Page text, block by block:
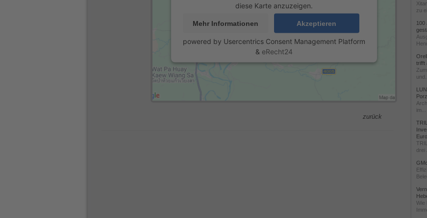
diese Karte anzuzeigen.
Mehr Informationen Akzeptieren
powered by Usercentrics Consent Management Platform
& eRecht24
zurück
zu
100
trifft
und...
im...
Euro
drei
Wie